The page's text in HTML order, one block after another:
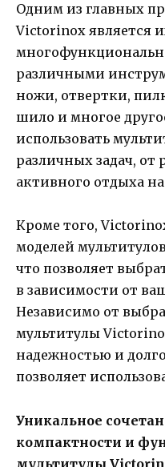
Одним из главных
Victorinox является
различными
ножи, отвертки,
шило и многое
использовать
различных задач, от
активного отдыха
Кроме того,
моделей
что позволяет
в зависимости от
Независимо от
мультитулы
надежностью и
позволяет
Уникальное
компактности и
мультитулы